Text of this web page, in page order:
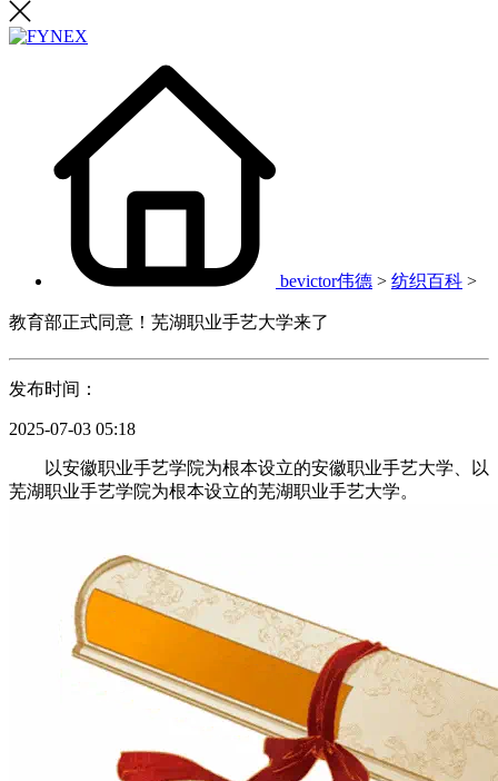
bevictor伟德 > 纺织百科 >
教育部正式同意！芜湖职业手艺大学来了
发布时间：
2025-07-03 05:18
以安徽职业手艺学院为根本设立的安徽职业手艺大学、以
芜湖职业手艺学院为根本设立的芜湖职业手艺大学。